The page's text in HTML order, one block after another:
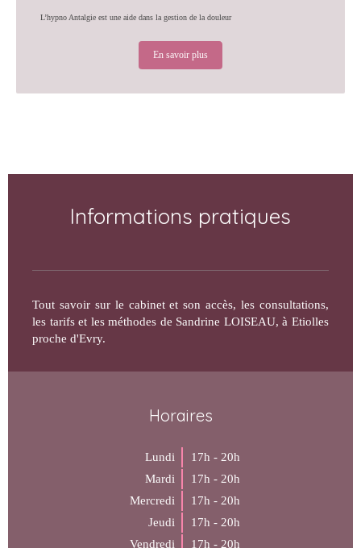
L’hypno Antalgie est une aide dans la gestion de la douleur
En savoir plus
Informations pratiques
Tout savoir sur le cabinet et son accès, les consultations,
les tarifs et les méthodes de Sandrine LOISEAU, à Etiolles
proche d'Evry.
Horaires
Lundi
17h - 20h
Mardi
17h - 20h
Mercredi
17h - 20h
Jeudi
17h - 20h
Vendredi
17h - 20h